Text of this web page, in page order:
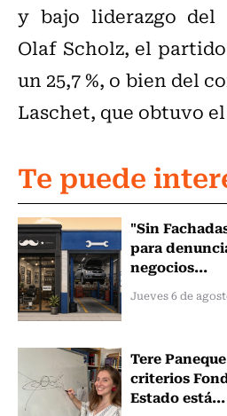
y bajo liderazgo del
Olaf Scholz, el
un 25,7 %, o bien del
Laschet, que obtuvo el
Te puede
"Sin
para
negocios...
Jueves 6 de
Tere
criterios
Estado está...